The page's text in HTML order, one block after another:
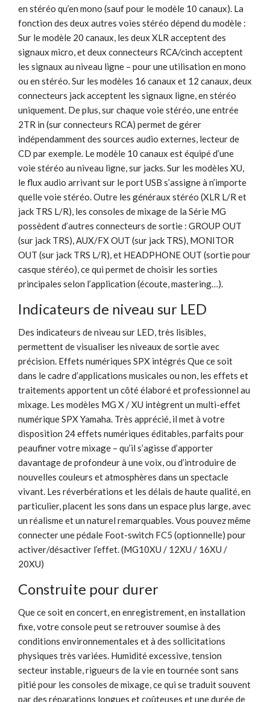
en stéréo qu’en mono (sauf pour le modèle 10 canaux). La
fonction des deux autres voies stéréo dépend du modèle :
Sur le modèle 20 canaux, les deux XLR acceptent des
signaux micro, et deux connecteurs RCA/cinch acceptent
les signaux au niveau ligne – pour une utilisation en mono
ou en stéréo. Sur les modèles 16 canaux et 12 canaux, deux
connecteurs jack acceptent les signaux ligne, en stéréo
uniquement. De plus, sur chaque voie stéréo, une entrée
2TR in (sur connecteurs RCA) permet de gérer
indépendamment des sources audio externes, lecteur de
CD par exemple. Le modèle 10 canaux est équipé d’une
voie stéréo au niveau ligne, sur jacks. Sur les modèles XU,
le flux audio arrivant sur le port USB s’assigne à n’importe
quelle voie stéréo. Outre les généraux stéréo (XLR L/R et
jack TRS L/R), les consoles de mixage de la Série MG
possèdent d’autres connecteurs de sortie : GROUP OUT
(sur jack TRS), AUX/FX OUT (sur jack TRS), MONITOR
OUT (sur jack TRS L/R), et HEADPHONE OUT (sortie pour
casque stéréo), ce qui permet de choisir les sorties
principales selon l’application (écoute, mastering…).
Indicateurs de niveau sur LED
Des indicateurs de niveau sur LED, très lisibles,
permettent de visualiser les niveaux de sortie avec
précision. Effets numériques SPX intégrés Que ce soit
dans le cadre d’applications musicales ou non, les effets et
traitements apportent un côté élaboré et professionnel au
mixage. Les modèles MG X / XU intègrent un multi-effet
numérique SPX Yamaha. Très apprécié, il met à votre
disposition 24 effets numériques éditables, parfaits pour
peaufiner votre mixage – qu’il s’agisse d’apporter
davantage de profondeur à une voix, ou d’introduire de
nouvelles couleurs et atmosphères dans un spectacle
vivant. Les réverbérations et les délais de haute qualité, en
particulier, placent les sons dans un espace plus large, avec
un réalisme et un naturel remarquables. Vous pouvez même
connecter une pédale Foot-switch FC5 (optionnelle) pour
activer/désactiver l’effet. (MG10XU / 12XU / 16XU /
20XU)
Construite pour durer
Que ce soit en concert, en enregistrement, en installation
fixe, votre console peut se retrouver soumise à des
conditions environnementales et à des sollicitations
physiques très variées. Humidité excessive, tension
secteur instable, rigueurs de la vie en tournée sont sans
pitié pour les consoles de mixage, ce qui se traduit souvent
par des réparations longues et coûteuses et une durée de